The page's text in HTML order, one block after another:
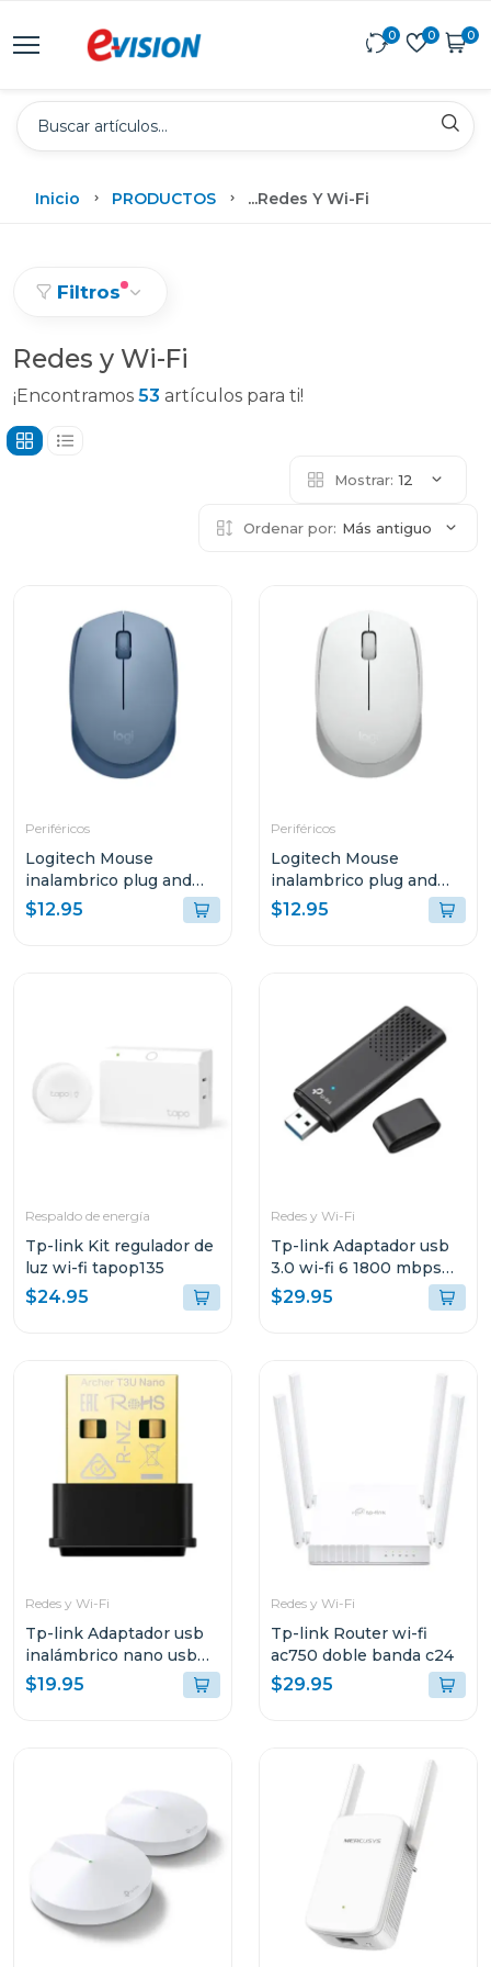
0 0 0
Inicio PRODUCTOS ...Redes Y Wi-Fi
Filtros
Redes y Wi-Fi
¡Encontramos 53 artículos para ti!
Mostrar: 12
Ordenar por: Más antiguo
Periféricos
Logitech Mouse
inalambrico plug and
play gris azulado m170
$12.95
Periféricos
Logitech Mouse
inalambrico plug and
play white m170
$12.95
Respaldo de energía
Tp-link Kit regulador de
luz wi-fi tapop135
$24.95
Redes y Wi-Fi
Tp-link Adaptador usb
3.0 wi-fi 6 1800 mbps
tx20u
$29.95
Redes y Wi-Fi
Tp-link Adaptador usb
inalámbrico nano usb
de doble banda ac1300
t3u nano
$19.95
Redes y Wi-Fi
Tp-link Router wi-fi
ac750 doble banda c24
$29.95